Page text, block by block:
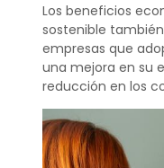
Los beneficios
sostenible
empresas que
una mejora en su
reducción en los